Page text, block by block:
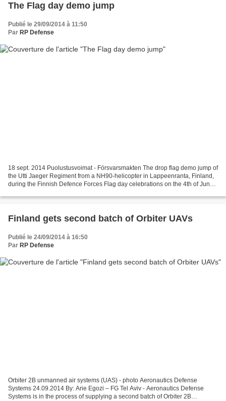
The Flag day demo jump
Publié le 29/09/2014 à 11:50
Par RP Defense
18 sept. 2014 Puolustusvoimat - Försvarsmakten The drop flag demo jump of
the Utti Jaeger Regiment from a NH90-helicopter in Lappeenranta, Finland,
during the Finnish Defence Forces Flag day celebrations on the 4th of June
Finland gets second batch of Orbiter UAVs
Publié le 24/09/2014 à 16:50
Par RP Defense
Orbiter 2B unmanned air systems (UAS) - photo Aeronautics Defense
Systems 24.09.2014 By: Arie Egozi – FG Tel Aviv - Aeronautics Defense
Systems is in the process of supplying a second batch of Orbiter 2B